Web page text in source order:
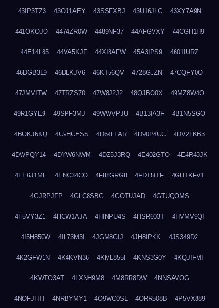
43IP3TZ3 43OJ1AEY 43SSFXBJ 43U16JLC 43XY7A9N
441OKOJO 4474ZR0W 4489NF37 44AFGVXY 44CGH1H9
44E14L85 44VA5KJF 44XI8AFW 45A3IPS9 4601IURZ
46DGB3L9 46DLKJV6 46KT56QV 4728GJZN 47CQFY0O
47JMVITW 47TRZS70 47W8J2J2 48QJBQ0X 49MZ8W4O
49R1GYE9 49SPF3MJ 49WWVPJU 4B13IA3F 4B1N5SGO
4BOKJ6KQ 4C9HCESS 4D64LFAR 4D90P4CC 4DV2LKB3
4DWPQY14 4DYW6NWM 4DZ5J3RQ 4E402GTO 4E4R43JK
4EE6J1ME 4ENC34CO 4F88GRG8 4FDT5ITF 4GHTKFV1
4GJRPJFP 4GLC8SBG 4GOTUJAD 4GTUQOMS
4H5VY3Z1 4HCW1AJA 4HINPU4S 4HSR603T 4HVMV9QI
4I5H850W 4IL73M3I 4JGM8GIJ 4JH8IPKK 4JS349D2
4K2GFW1N 4K4KVN36 4KML855I 4KNS3G0Y 4KQJIFMI
4KWTO3AT 4LXNH9M8 4M8RR8DW 4NNSAVOG
4NOFJHTI 4NRBYMY1 4O9WC0SL 4ORR508B 4P5VX889